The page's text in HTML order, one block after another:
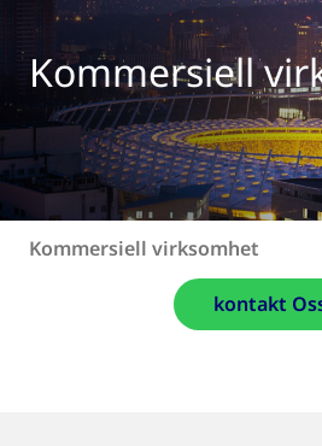
Kommersiell
Kommersiell virksomhet
kontakt